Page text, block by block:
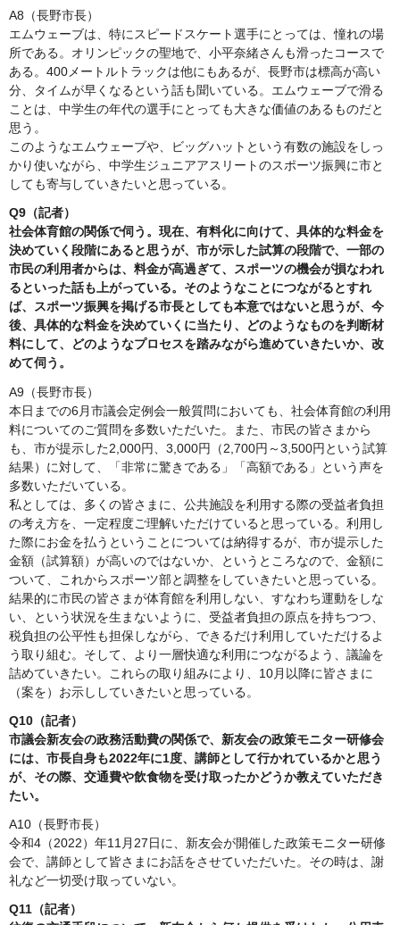
A8（長野市長）
エムウェーブは、特にスピードスケート選手にとっては、憧れの場
所である。オリンピックの聖地で、小平奈緒さんも滑ったコースで
ある。400メートルトラックは他にもあるが、長野市は標高が高い
分、タイムが早くなるという話も聞いている。エムウェーブで滑る
ことは、中学生の年代の選手にとっても大きな価値のあるものだと
思う。
このようなエムウェーブや、ビッグハットという有数の施設をしっ
かり使いながら、中学生ジュニアアスリートのスポーツ振興に市と
しても寄与していきたいと思っている。
Q9（記者）
社会体育館の関係で伺う。現在、有料化に向けて、具体的な料金を
決めていく段階にあると思うが、市が示した試算の段階で、一部の
市民の利用者からは、料金が高過ぎて、スポーツの機会が損なわれ
るといった話も上がっている。そのようなことにつながるとすれ
ば、スポーツ振興を掲げる市長としても本意ではないと思うが、今
後、具体的な料金を決めていくに当たり、どのようなものを判断材
料にして、どのようなプロセスを踏みながら進めていきたいか、改
めて伺う。
A9（長野市長）
本日までの6月市議会定例会一般質問においても、社会体育館の利用
料についてのご質問を多数いただいた。また、市民の皆さまから
も、市が提示した2,000円、3,000円（2,700円～3,500円という試算
結果）に対して、「非常に驚きである」「高額である」という声を
多数いただいている。
私としては、多くの皆さまに、公共施設を利用する際の受益者負担
の考え方を、一定程度ご理解いただけていると思っている。利用し
た際にお金を払うということについては納得するが、市が提示した
金額（試算額）が高いのではないか、というところなので、金額に
ついて、これからスポーツ部と調整をしていきたいと思っている。
結果的に市民の皆さまが体育館を利用しない、すなわち運動をしな
い、という状況を生まないように、受益者負担の原点を持ちつつ、
税負担の公平性も担保しながら、できるだけ利用していただけるよ
う取り組む。そして、より一層快適な利用につながるよう、議論を
詰めていきたい。これらの取り組みにより、10月以降に皆さまに
（案を）お示ししていきたいと思っている。
Q10（記者）
市議会新友会の政務活動費の関係で、新友会の政策モニター研修会
には、市長自身も2022年に1度、講師として行かれているかと思う
が、その際、交通費や飲食物を受け取ったかどうか教えていただき
たい。
A10（長野市長）
令和4（2022）年11月27日に、新友会が開催した政策モニター研修
会で、講師として皆さまにお話をさせていただいた。その時は、謝
礼など一切受け取っていない。
Q11（記者）